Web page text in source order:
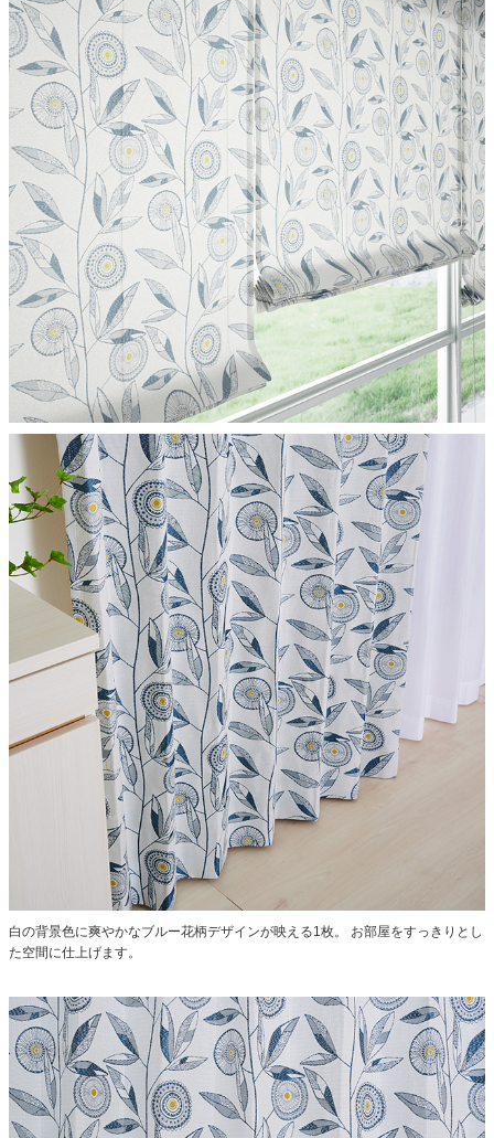
白の背景色に爽やかなブルー花柄デザインが映える1枚。
お部屋をすっきりとし
た空間に仕上げます。